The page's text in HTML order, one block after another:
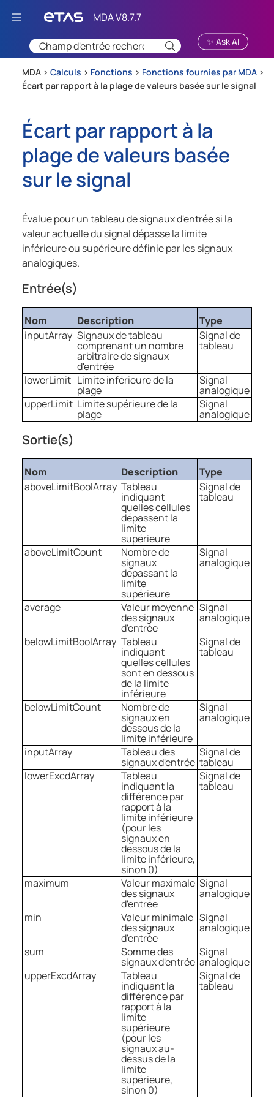
Passer au contenu principal
✨ Ask AI
MDA > Calculs > Fonctions > Fonctions fournies par MDA >
Écart par rapport à la plage de valeurs basée sur le signal
Écart par rapport à la
plage de valeurs basée
sur le signal
Évalue pour un tableau de signaux d'entrée si la
valeur actuelle du signal dépasse la limite
inférieure ou supérieure définie par les signaux
analogiques.
Entrée(s)
Nom Description
Type
inputArray Signaux de tableau
comprenant un nombre
arbitraire de signaux
d'entrée
Signal de
tableau
lowerLimit Limite inférieure de la
plage
Signal
analogique
upperLimit Limite supérieure de la
plage
Signal
analogique
Sortie(s)
Nom Description
Type
aboveLimitBoolArray Tableau
indiquant
quelles cellules
dépassent la
limite
supérieure
Signal de
tableau
aboveLimitCount Nombre de
signaux
dépassant la
limite
supérieure
Signal
analogique
average Valeur moyenne
des signaux
d'entrée
Signal
analogique
belowLimitBoolArray Tableau
indiquant
quelles cellules
sont en dessous
de la limite
inférieure
Signal de
tableau
belowLimitCount Nombre de
signaux en
dessous de la
limite inférieure
Signal
analogique
inputArray Tableau des
signaux d'entrée
Signal de
tableau
lowerExcdArray
Tableau
indiquant la
différence par
rapport à la
limite inférieure
(pour les
signaux en
dessous de la
limite inférieure,
sinon 0)
Signal de
tableau
maximum Valeur maximale
des signaux
d'entrée
Signal
analogique
min
Valeur minimale
des signaux
d'entrée
Signal
analogique
sum
Somme des
signaux d'entrée
Signal
analogique
upperExcdArray
Tableau
indiquant la
différence par
rapport à la
limite
supérieure
(pour les
signaux au-
dessus de la
limite
supérieure,
sinon 0)
Signal de
tableau